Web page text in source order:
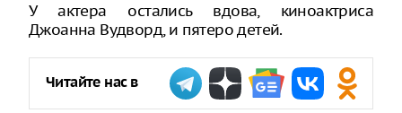
У актера остались вдова, киноактриса
Джоанна Вудворд, и пятеро детей.
Читайте нас в